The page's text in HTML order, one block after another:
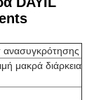
ανασυγκρότησης
μακρά διάρκεια